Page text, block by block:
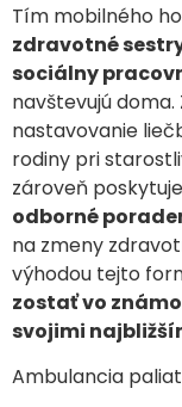
Tím mobilného
zdravotné
sociálny
navštevujú
nastavovanie
rodiny pri
zároveň poskytuje
odborné
na zmeny
výhodou tejto
zostať vo
svojimi
Ambulancia